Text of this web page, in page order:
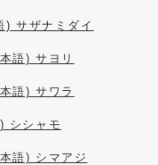
) サザナミダイ
語) サヨリ
語) サワラ
シシャモ
語) シマアジ